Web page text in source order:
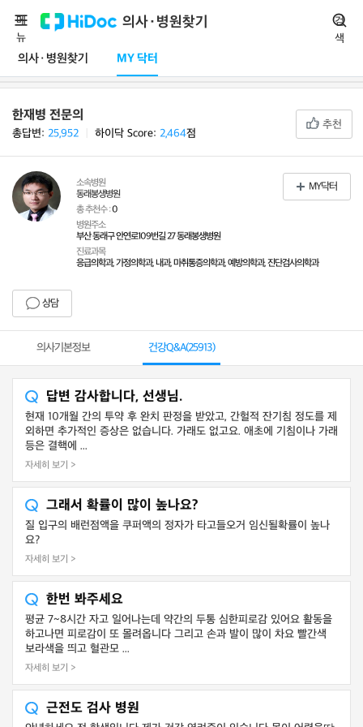
의사·병원찾기
의사·병원찾기 MY 닥터
메
뉴
검
색
한재병 전문의
총답변: 25,952 하이닥 Score: 2,464점
추천
소속병원
동래봉생병원
총 추천수 :0
병원주소
부산 동래구 안연로109번길 27 동래봉생병원
진료과목
응급의학과, 가정의학과, 내과, 마취통증의학과, 예방의학과, 진단검사의학과
상담
MY닥터
의사기본정보 건강Q&A(25913)
답변 감사합니다, 선생님.
현재 10개월 간의 투약 후 완치 판정을 받았고, 간헐적 잔기침 정도를 제
외하면 추가적인 증상은 없습니다. 가래도 없고요. 애초에 기침이나 가래
등은 결핵에 ...
자세히 보기 >
그래서 확률이 많이 높나요?
질 입구의 배런점액을 쿠퍼액의 정자가 타고들오거 임신될확률이 높나
요?
자세히 보기 >
한번 봐주세요
평균 7~8시간 자고 일어나는데 약간의 두통 심한피로감 있어요 활동을
하고나면 피로감이 또 몰려옵니다 그리고 손과 발이 많이 차요 빨간색
보라색을 띄고 혈관모 ...
자세히 보기 >
근전도 검사 병원